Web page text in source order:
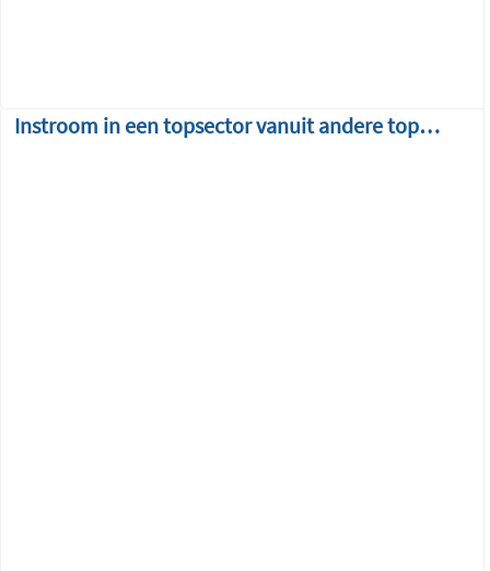
Instroom in een topsector vanuit andere topsectoren over de tijd